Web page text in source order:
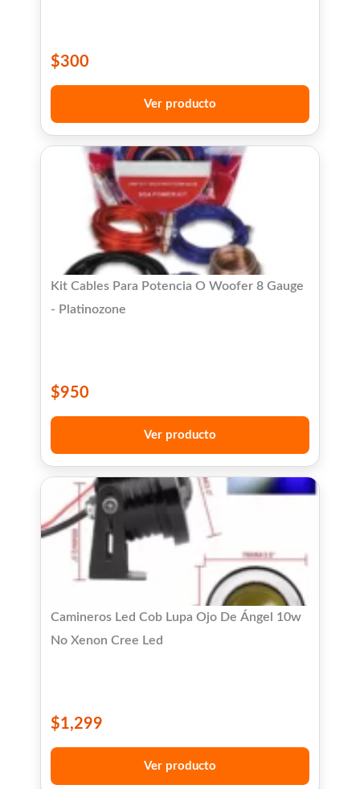
$300
Ver producto
Kit Cables Para Potencia O Woofer 8 Gauge
- Platinozone
$950
Ver producto
Camineros Led Cob Lupa Ojo De Ángel 10w
No Xenon Cree Led
$1,299
Ver producto